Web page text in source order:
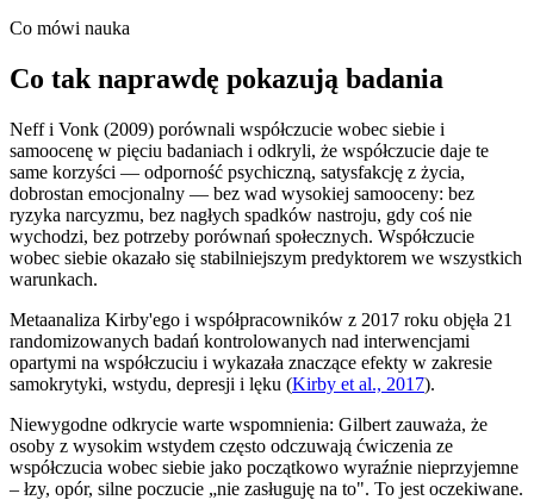
Co mówi nauka
Co tak naprawdę pokazują badania
Neff i Vonk (2009) porównali współczucie wobec siebie i
samoocenę w pięciu badaniach i odkryli, że współczucie daje te
same korzyści — odporność psychiczną, satysfakcję z życia,
dobrostan emocjonalny — bez wad wysokiej samooceny: bez
ryzyka narcyzmu, bez nagłych spadków nastroju, gdy coś nie
wychodzi, bez potrzeby porównań społecznych. Współczucie
wobec siebie okazało się stabilniejszym predyktorem we wszystkich
warunkach.
Metaanaliza Kirby'ego i współpracowników z 2017 roku objęła 21
randomizowanych badań kontrolowanych nad interwencjami
opartymi na współczuciu i wykazała znaczące efekty w zakresie
samokrytyki, wstydu, depresji i lęku (Kirby et al., 2017).
Niewygodne odkrycie warte wspomnienia: Gilbert zauważa, że
osoby z wysokim wstydem często odczuwają ćwiczenia ze
współczucia wobec siebie jako początkowo wyraźnie nieprzyjemne
– łzy, opór, silne poczucie „nie zasługuję na to". To jest oczekiwane.